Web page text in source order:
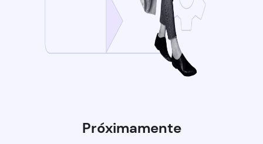
Próximamente